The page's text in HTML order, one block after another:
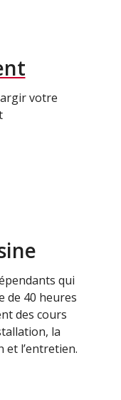
votre
qui
de 40 heures
des cours
la
et l’entretien.